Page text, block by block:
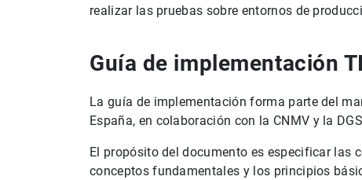
realizar las pruebas sobre entornos de
Guía de implementación
La guía de implementación forma parte del
España, en colaboración con la CNMV y la
El propósito del documento es especificar las
conceptos fundamentales y los principios